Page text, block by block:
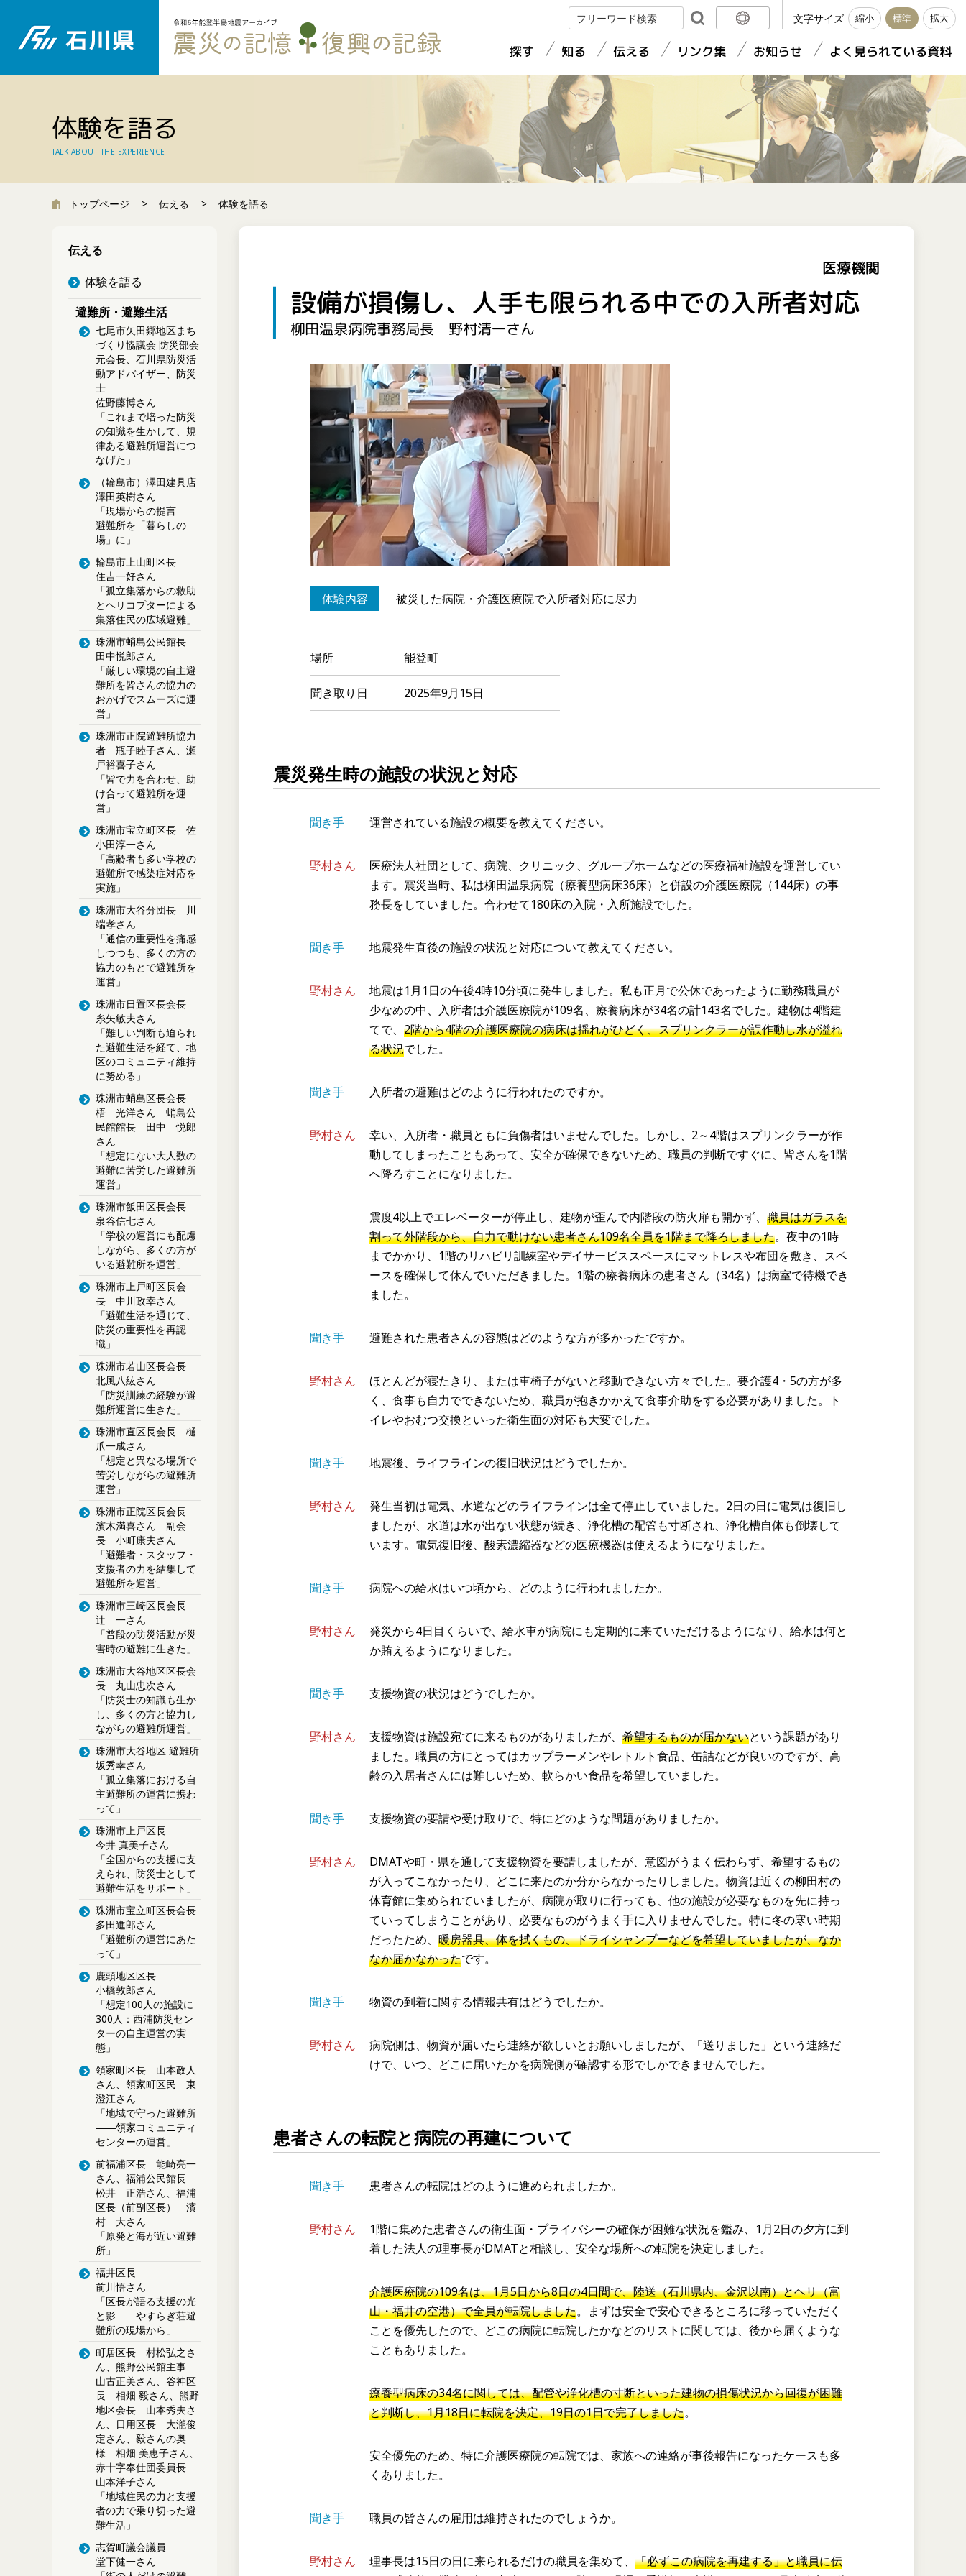
日本語
簡体中文
繁體中文
文字サイズ 縮小 標準 拡大
探す
検証・復興プラン
被災状況
復旧・復興
知る
地震・豪雨の被害
復興へのあゆみ
ビジュアルコンテンツ
初動対応と検証
伝える
体験を語る
リンク集 お知らせ よく見られている資料
体験を語る
TALK ABOUT THE EXPERIENCE
トップページ 伝える 体験を語る
医療機関
設備が損傷し、人手も限られる中での入所者対応
柳田温泉病院事務局長 野村清一さん
体験内容 被災した病院・介護医療院で入所者対応に尽力
場所 能登町
聞き取り日 2025年9月15日
震災発生時の施設の状況と対応
聞き手 運営されている施設の概要を教えてください。
野村さん
医療法人社団として、病院、クリニック、グループホームなどの医療福祉施設を運営してい
ます。震災当時、私は柳田温泉病院（療養型病床36床）と併設の介護医療院（144床）の事
務長をしていました。合わせて180床の入院・入所施設でした。
聞き手 地震発生直後の施設の状況と対応について教えてください。
野村さん
地震は1月1日の午後4時10分頃に発生しました。私も正月で公休であったように勤務職員が
少なめの中、入所者は介護医療院が109名、療養病床が34名の計143名でした。建物は4階建
てで、 2階から4階の介護医療院の病床は揺れがひどく、スプリンクラーが誤作動し水が溢れ
る状況でした。
聞き手 入所者の避難はどのように行われたのですか。
野村さん
幸い、入所者・職員ともに負傷者はいませんでした。しかし、2～4階はスプリンクラーが作
動してしまったこともあって、安全が確保できないため、職員の判断ですぐに、皆さんを1階
へ降ろすことになりました。
震度4以上でエレベーターが停止し、建物が歪んで内階段の防火扉も開かず、 職員はガラスを
割って外階段から、自力で動けない患者さん109名全員を1階まで降ろしました。夜中の1時
までかかり、1階のリハビリ訓練室やデイサービススペースにマットレスや布団を敷き、スペ
ースを確保して休んでいただきました。1階の療養病床の患者さん（34名）は病室で待機でき
ました。
聞き手 避難された患者さんの容態はどのような方が多かったですか。
野村さん
ほとんどが寝たきり、または車椅子がないと移動できない方々でした。要介護4・5の方が多
く、食事も自力でできないため、職員が抱きかかえて食事介助をする必要がありました。ト
イレやおむつ交換といった衛生面の対応も大変でした。
聞き手 地震後、ライフラインの復旧状況はどうでしたか。
野村さん
発生当初は電気、水道などのライフラインは全て停止していました。2日の日に電気は復旧し
ましたが、水道は水が出ない状態が続き、浄化槽の配管も寸断され、浄化槽自体も倒壊して
います。電気復旧後、酸素濃縮器などの医療機器は使えるようになりました。
聞き手 病院への給水はいつ頃から、どのように行われましたか。
野村さん
発災から4日目くらいで、給水車が病院にも定期的に来ていただけるようになり、給水は何と
か賄えるようになりました。
聞き手 支援物資の状況はどうでしたか。
野村さん 支援物資は施設宛てに来るものがありましたが、 希望するものが届かないという課題があり
ました。職員の方にとってはカップラーメンやレトルト食品、缶詰などが良いのですが、高
齢の入居者さんには難しいため、軟らかい食品を希望していました。
聞き手 支援物資の要請や受け取りで、特にどのような問題がありましたか。
野村さん
DMATや町・県を通して支援物資を要請しましたが、意図がうまく伝わらず、希望するもの
が入ってこなかったり、どこに来たのか分からなかったりしました。物資は近くの柳田村の
体育館に集められていましたが、病院が取りに行っても、他の施設が必要なものを先に持っ
ていってしまうことがあり、必要なものがうまく手に入りませんでした。特に冬の寒い時期
だったため、 暖房器具、体を拭くもの、ドライシャンプーなどを希望していましたが、なか
なか届かなかったです。
聞き手 物資の到着に関する情報共有はどうでしたか。
野村さん
病院側は、物資が届いたら連絡が欲しいとお願いしましたが、「送りました」という連絡だ
けで、いつ、どこに届いたかを病院側が確認する形でしかできませんでした。
患者さんの転院と病院の再建について
聞き手 患者さんの転院はどのように進められましたか。
野村さん
1階に集めた患者さんの衛生面・プライバシーの確保が困難な状況を鑑み、1月2日の夕方に到
着した法人の理事長がDMATと相談し、安全な場所への転院を決定しました。
介護医療院の109名は、1月5日から8日の4日間で、陸送（石川県内、金沢以南）とヘリ（富
山・福井の空港）で全員が転院しました。まずは安全で安心できるところに移っていただく
ことを優先したので、どこの病院に転院したかなどのリストに関しては、後から届くような
こともありました。
療養型病床の34名に関しては、配管や浄化槽の寸断といった建物の損傷状況から回復が困難
と判断し、1月18日に転院を決定、19日の1日で完了しました。
安全優先のため、特に介護医療院の転院では、家族への連絡が事後報告になったケースも多
くありました。
聞き手 職員の皆さんの雇用は維持されたのでしょうか。
野村さん 理事長は15日の日に来られるだけの職員を集めて、 「必ずこの病院を再建する」と職員に伝
伝える
体験を語る
避難所・避難生活
七尾市矢田郷地区まち
づくり協議会 防災部会
元会長、石川県防災活
動アドバイザー、防災
士
佐野藤博さん
「これまで培った防災
の知識を生かして、規
律ある避難所運営につ
なげた」
（輪島市）澤田建具店
澤田英樹さん
「現場からの提言――
避難所を「暮らしの
場」に」
輪島市上山町区長
住吉一好さん
「孤立集落からの救助
とヘリコプターによる
集落住民の広域避難」
珠洲市蛸島公民館長
田中悦郎さん
「厳しい環境の自主避
難所を皆さんの協力の
おかげでスムーズに運
営」
珠洲市正院避難所協力
者 瓶子睦子さん、瀬
戸裕喜子さん
「皆で力を合わせ、助
け合って避難所を運
営」
珠洲市宝立町区長 佐
小田淳一さん
「高齢者も多い学校の
避難所で感染症対応を
実施」
珠洲市大谷分団長 川
端孝さん
「通信の重要性を痛感
しつつも、多くの方の
協力のもとで避難所を
運営」
珠洲市日置区長会長
糸矢敏夫さん
「難しい判断も迫られ
た避難生活を経て、地
区のコミュニティ維持
に努める」
珠洲市蛸島区長会長
梧 光洋さん 蛸島公
民館館長 田中 悦郎
さん
「想定にない大人数の
避難に苦労した避難所
運営」
珠洲市飯田区長会長
泉谷信七さん
「学校の運営にも配慮
しながら、多くの方が
いる避難所を運営」
珠洲市上戸町区長会
長 中川政幸さん
「避難生活を通じて、
防災の重要性を再認
識」
珠洲市若山区長会長
北風八紘さん
「防災訓練の経験が避
難所運営に生きた」
珠洲市直区長会長 樋
爪一成さん
「想定と異なる場所で
苦労しながらの避難所
運営」
珠洲市正院区長会長
濱木満喜さん 副会
長 小町康夫さん
「避難者・スタッフ・
支援者の力を結集して
避難所を運営」
珠洲市三崎区長会長
辻 一さん
「普段の防災活動が災
害時の避難に生きた」
珠洲市大谷地区区長会
長 丸山忠次さん
「防災士の知識も生か
し、多くの方と協力し
ながらの避難所運営」
珠洲市大谷地区 避難所
坂秀幸さん
「孤立集落における自
主避難所の運営に携わ
って」
珠洲市上戸区長
今井 真美子さん
「全国からの支援に支
えられ、 防災士として
避難生活をサポート」
珠洲市宝立町区長会長
多田進郎さん
「避難所の運営にあた
って」
鹿頭地区区長
小橋敦郎さん
「想定100人の施設に
300人：西浦防災セン
ターの自主運営の実
態」
領家町区長 山本政人
さん、領家町区民 東
澄江さん
「地域で守った避難所
――領家コミュニティ
センターの運営」
前福浦区長 能崎亮一
さん、福浦公民館長
松井 正浩さん、福浦
区長（前副区長） 濱
村 大さん
「原発と海が近い避難
所」
福井区長
前川悟さん
「区長が語る支援の光
と影――やすらぎ荘避
難所の現場から」
町居区長 村松弘之さ
ん、熊野公民館主事
山古正美さん、谷神区
長 相畑 毅さん、熊野
地区会長 山本秀夫さ
ん、日用区長 大瀧俊
定さん、毅さんの奥
様 相畑 美恵子さん、
赤十字奉仕団委員長
山本洋子さん
「地域住民の力と支援
者の力で乗り切った避
難生活」
志賀町議会議員
堂下健一さん